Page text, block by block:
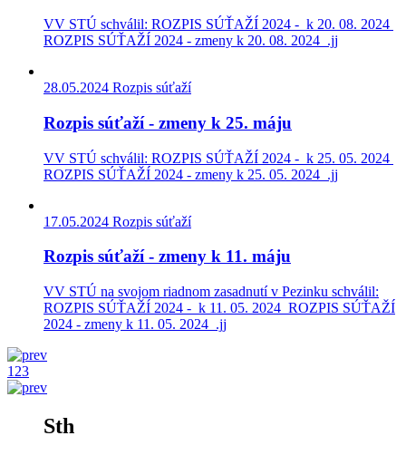
VV STÚ schválil: ROZPIS SÚŤAŽÍ 2024 - k 20. 08. 2024
ROZPIS SÚŤAŽÍ 2024 - zmeny k 20. 08. 2024 .jj
28.05.2024 Rozpis súťaží
Rozpis súťaží - zmeny k 25. máju
VV STÚ schválil: ROZPIS SÚŤAŽÍ 2024 - k 25. 05. 2024
ROZPIS SÚŤAŽÍ 2024 - zmeny k 25. 05. 2024 .jj
17.05.2024 Rozpis súťaží
Rozpis súťaží - zmeny k 11. máju
VV STÚ na svojom riadnom zasadnutí v Pezinku schválil:
ROZPIS SÚŤAŽÍ 2024 - k 11. 05. 2024 ROZPIS SÚŤAŽÍ
2024 - zmeny k 11. 05. 2024 .jj
1 23
Sth